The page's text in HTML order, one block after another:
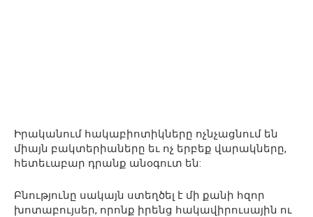
Իրականում հակաբիոտիկները ոչնչացնում են
միայն բակտերիաները եւ ոչ երբեք վարակները,
հետեւաբար դրանք անօգուտ են:
Բնությունը սակայն ստեղծել է մի քանի հզոր
խոտաբույսեր, որոնք իրենց հակավիրուսային ու